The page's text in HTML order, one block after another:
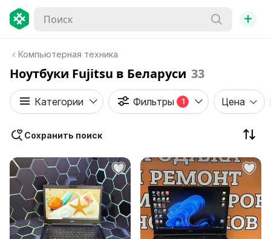
+
Компьютерная техника
Ноутбуки Fujitsu в Беларуси 33
Категории Фильтры 1 Цена
Сохранить поиск